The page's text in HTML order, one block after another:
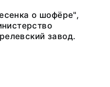
о шофёре",
завод.